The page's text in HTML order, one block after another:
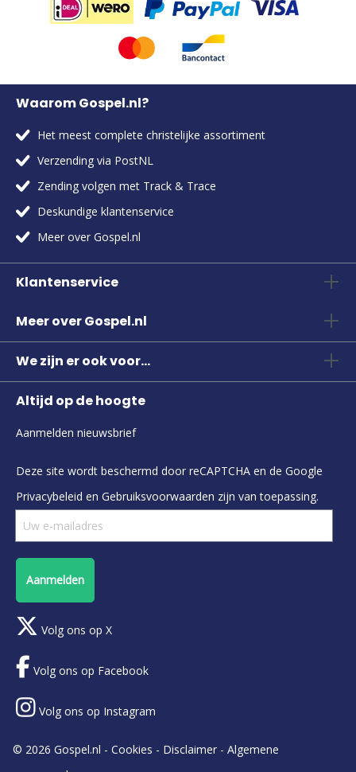
Waarom Gospel.nl?
Het meest complete christelijke assortiment
Verzending via PostNL
Zending volgen met Track & Trace
Deskundige klantenservice
Meer over Gospel.nl
Klantenservice
Meer over Gospel.nl
We zijn er ook voor...
Altijd op de hoogte
Aanmelden nieuwsbrief
Deze site wordt beschermd door reCAPTCHA en de Google
Privacybeleid en Gebruiksvoorwaarden zijn van toepassing.
Aanmelden
Volg ons op X
Volg ons op Facebook
Volg ons op Instagram
© 2026 Gospel.nl - Cookies - Disclaimer - Algemene